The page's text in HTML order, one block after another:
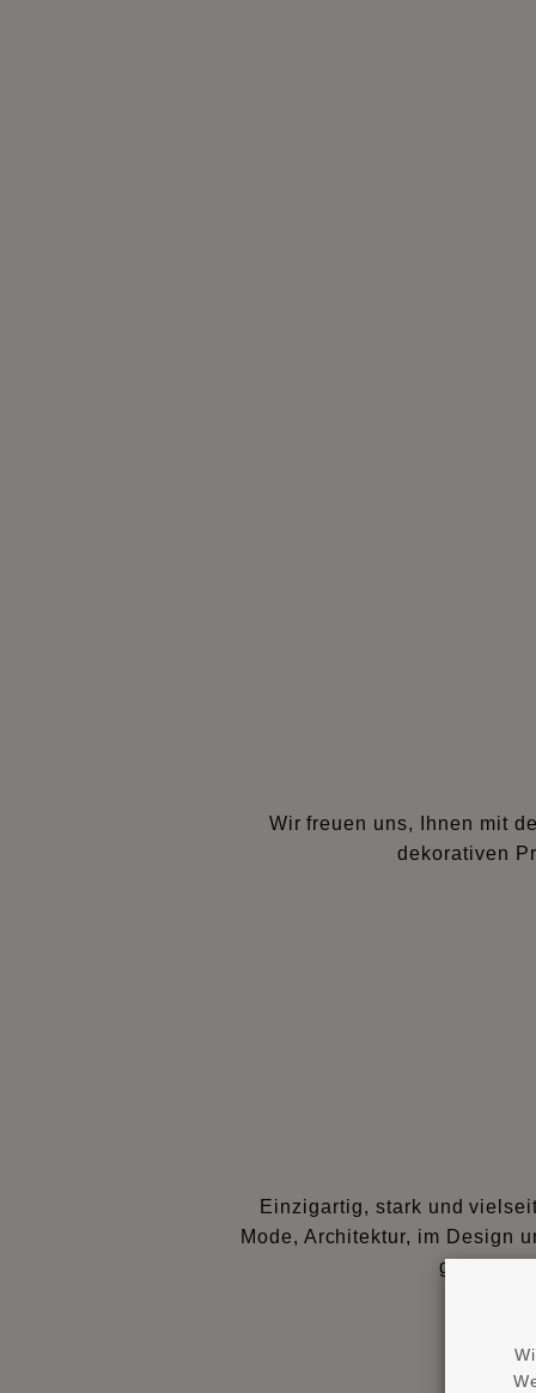
Wir freuen uns, Ihnen mit
dekorativen
Einzigartig, stark und
Mode, Architektur, im Design